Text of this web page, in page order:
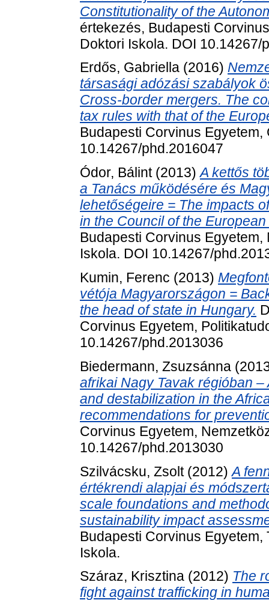
Constitutionality of the
értekezés, Budapesti
Doktori Iskola. DOI 10.14267/
Erdős, Gabriella (2016)
társasági adózási szabályok
Cross-border mergers. The
tax rules with that of the
Budapesti Corvinus
10.14267/phd.2016047
Ódor, Bálint(2013)A kettős
a Tanács működésére és
lehetőségeire = The impacts
in the Council of the
Budapesti Corvinus
Iskola. DOI 10.14267/
Kumin, Ferenc (2013)
vétója Magyarországon =
the head of state in Hungary.
Corvinus Egyetem,
10.14267/phd.2013036
Biedermann, Zsuzsánna
afrikai Nagy Tavak régióban
and destabilization in the
recommendations for
Corvinus Egyetem,
10.14267/phd.2013030
Szilvácsku, Zsolt(2012)A
értékrendi alapjai és
scale foundations and
sustainability impact
Budapesti Corvinus
Iskola.
Száraz, Krisztina (2012) The
fight against trafficking in